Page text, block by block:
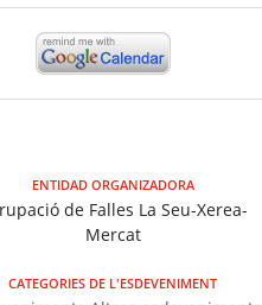
ENTIDAD ORGANIZADORA
de Falles La Seu-Xerea-
Mercat
CATEGORIES DE L'ESDEVENIMENT